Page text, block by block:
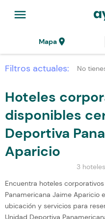
menu
Mapalocation_on
Filtros actuales: No
Hoteles
disponibles
Deportiva
Aparicio
3
Encuentra hoteles
Panamericana Jaime Aparicio
ubicación y servicios para
Unidad Deportiva